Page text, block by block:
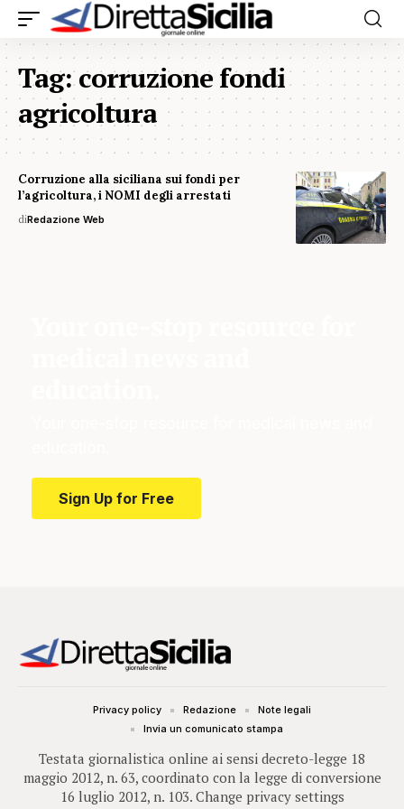
Tag:corruzione fondi
agricoltura
Corruzione alla siciliana sui fondi per
l’agricoltura, i NOMI degli arrestati
diRedazione Web
Sign Up for Free
Testata giornalistica online ai sensi decreto-legge 18
maggio 2012, n. 63, coordinato con la legge di conversione
16 luglio 2012, n. 103. Change privacy settings
Privacy policy Redazione
Note legali
Invia un comunicato stampa